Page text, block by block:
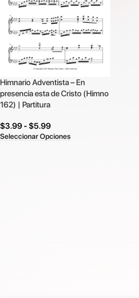
Himnario Adventista – En
presencia esta de Cristo (Himno
162) | Partitura
$3.99 - $5.99
Seleccionar Opciones